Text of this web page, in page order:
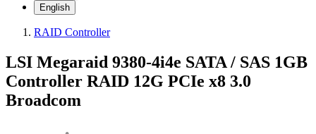
English
RAID Controller
LSI Megaraid 9380-4i4e SATA / SAS 1GB
Controller RAID 12G PCIe x8 3.0
Broadcom